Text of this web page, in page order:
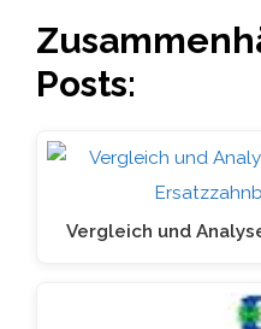
Posts:
Vergleich und